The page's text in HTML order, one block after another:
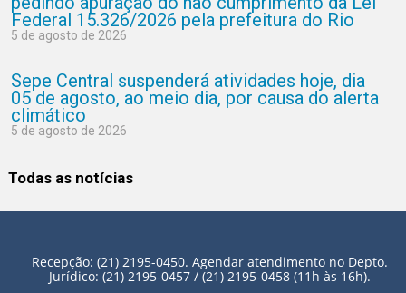
Federal 15.326/2026 pela prefeitura do Rio
5 de agosto de 2026
Sepe Central suspenderá atividades hoje, dia
05 de agosto, ao meio dia, por causa do alerta
climático
5 de agosto de 2026
Todas as notícias
Recepção: (21) 2195-0450. Agendar atendimento no Depto.
Jurídico: (21) 2195-0457 / (21) 2195-0458 (11h às 16h).